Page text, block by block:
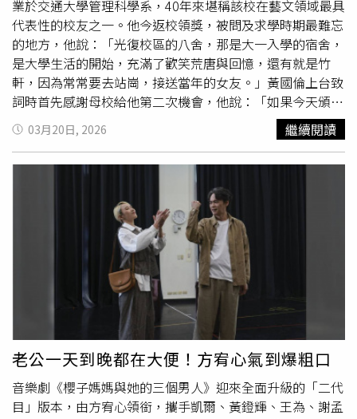
都很想，那是一個非常夢幻的場地。」此外，李千娜當天心
情相當激動，胡瓜透露她整晚不斷道謝，還分享有馬來西亞
粉絲留言支持並捐出1萬元，讓她深受感動；康康則搞笑補
一句「有轉1萬給她喔」，再度逗樂全場。胡瓜透露當初跟
Summer聯絡，對方一口就答應邀約。（圖／蘇聖倫攝）
業於交通大學管理科學系，40年來堪稱該校在藝文領域最具
代表性的校友之一。他今返校領獎，被問及求學時期最難忘
的地方，他說：「光復校區的八舍，那是大一入學的宿舍，
是大學生活的開始，充滿了歡笑荒唐與回憶，還有就是竹
軒，因為常常要去站崗，接送當年的女友。」黃國倫上台致
詞時首先感謝母校給他第二次機會，他說：「如果今天頒的
是傑出在校學生，我大概完全沒有機會。因為當年我在校念
書時還蠻混的，而且身為畢聯會主席，我竟然不可原諒地睡
過了頭，錯過了畢業典禮。」糗的是，當時的女友帶著家長
來見證他的榮耀時刻，卻發生他沒現身的慘案。他繼續說：
「還好，大學只有四年，校友卻是一輩子，所以我有了第二
次機會，畢業四十年後，能站在這裡領取傑出校友，對我而
言，彌足珍貴。」黃國倫的太太寇乃馨是台大畢業，其實他
當年的分數也能上台大，但他選了交大，是為了不讓父母失
望去念理工；他記得開學第一天，發現一向缺少女生的交
大，他們班上竟有二十幾位女同學，「我就知道我選對
了！」說到此，他突然想起寇乃馨還在台下，趕緊說：「交
大跟乃馨，都是我的第一志願。」黃國倫領獎時，寇乃馨全
程蹲跪在台前幫忙拍短影片，令全場學長們看了都很羨慕感
動，黃國倫開玩笑說：「我雖沒選讀台大，但我征服了台
大，娶到了台大校花寇乃馨，何德何能還讓一位女明星跪在
台前為我當拍攝手。」接著他求生欲很低的說：「乃馨，平
03月20日, 2026 繼續閱讀
老公一天到晚都在大便！方宥心氣到爆粗口
音樂劇《櫻子媽媽與她的三個男人》迎來全面升級的「二代
目」版本，由方宥心領銜，攜手凱爾、黃鐙輝、王為、謝孟